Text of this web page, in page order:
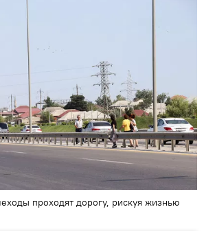
проходят дорогу, рискуя жизнью